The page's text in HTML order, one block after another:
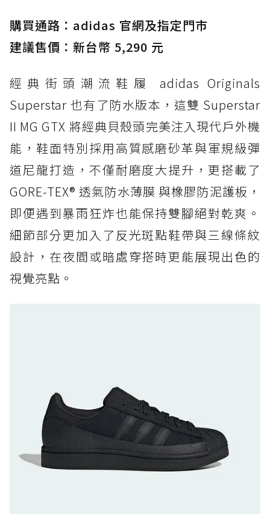
防水鞋推薦 3. Nike Dunk Low GORE-TEX：
經典 Dunk 輪廓加上防水科技，雨天穿搭帥度不
打折
防水鞋推薦 4. ASICS TRABUCO 14 GTX：搭
載 GORE-TEX 隱形貼合科技，全方位防水神鞋
防水鞋推薦 5. Salomon XT-6 GORE-TEX：潮
人必備山系鞋王！防滑、防水與街頭顏值一次攻
頂
防水鞋推薦 6. HOKA Stinson Evo GTX：越野
復刻厚底，GORE-TEX 防水與增高神器一次滿
黃靴同級頂級防水，輕量化工裝健走鞋雨天必備
防水鞋推薦 7. Timberland Motion Access：
黃靴同級頂級防水，輕量化工裝健走鞋雨天必備
防水鞋推薦 10. PUMA Voyage NITRO™ 4
GORE-TEX：氮氣中底注入，回彈與防滑兼具的
全天候越野跑鞋
防水鞋推薦 11. On Cloudhorizon 2 WP：腳
感軟彈、搭載 Missiongrip™ 的防水輕越野鞋
購買通路：adidas 官網及指定門市
建議售價：新台幣 5,290 元
經典街頭潮流鞋履 adidas Originals
Superstar 也有了防水版本，這雙 Superstar
II MG GTX 將經典貝殼頭完美注入現代戶外機
能，鞋面特別採用高質感磨砂革與軍規級彈
道尼龍打造，不僅耐磨度大提升，更搭載了
GORE-TEX® 透氣防水薄膜 與橡膠防泥護板，
即便遇到暴雨狂炸也能保持雙腳絕對乾爽。
細節部分更加入了反光斑點鞋帶與三線條紋
設計，在夜間或暗處穿搭時更能展現出色的
視覺亮點。